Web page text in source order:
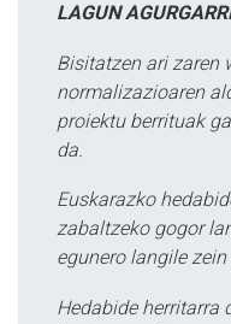
LAGUN
Bisitatzen ari zaren
normalizazioaren
proiektu berrituak
da.
Euskarazko
zabaltzeko gogor
egunero langile
Hedabide herritarra